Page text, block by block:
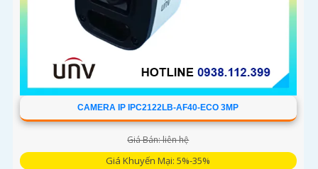
CAMERA IP IPC2122LB-AF40-ECO 3MP
Giá Bán: liên hệ
Giá Khuyến Mại: 5%-35%